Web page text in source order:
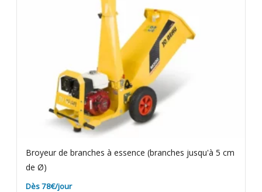
Broyeur de branches à essence (branches jusqu'à 5 cm
de Ø)
Dès 78€/jour